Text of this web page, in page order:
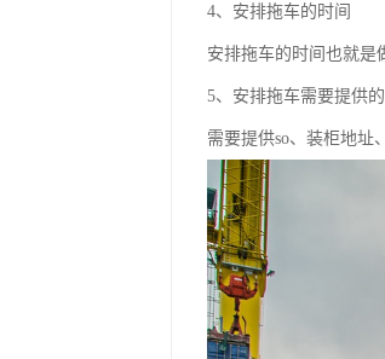
4、安排拖车的时间
安排拖车的时间也就是
5、安排拖车需要提供
需要提供so、装柜地址